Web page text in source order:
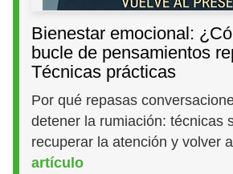
Bienestar emocional:
bucle de pensamientos
Técnicas prácticas
Por qué repasas
detener la rumiación: técnicas
recuperar la atención y volver
artículo